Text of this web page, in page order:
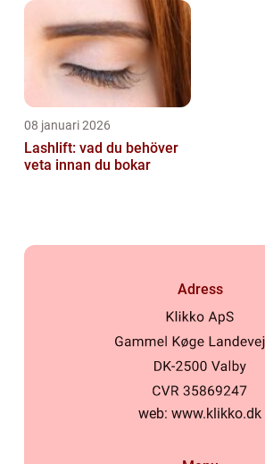
08 januari 2026
Lashlift: vad du behöver
veta innan du bokar
Adress
web: www.klikko.dk